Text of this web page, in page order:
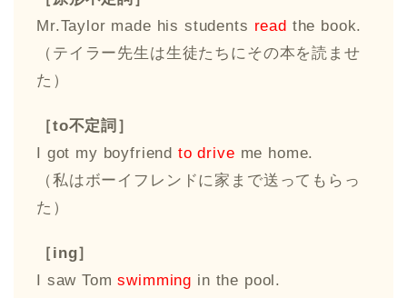
Mr.Taylor made his students read the book.
（テイラー先生は生徒たちにその本を読ませ
た）
［to不定詞］
I got my boyfriend to drive me home.
（私はボーイフレンドに家まで送ってもらっ
た）
［ing］
I saw Tomswimming in the pool.